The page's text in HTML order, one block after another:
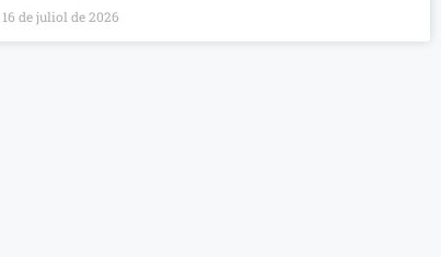
16 de juliol de 2026